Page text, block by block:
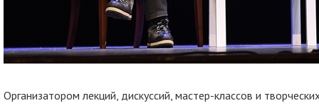
Организатором лекций, дискуссий, мастер-классов и